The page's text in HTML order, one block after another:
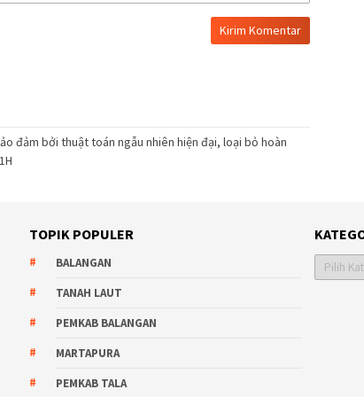
đảm bởi thuật toán ngẫu nhiên hiện đại, loại bỏ hoàn
TOPIK POPULER
BALANGAN
TANAH LAUT
PEMKAB BALANGAN
MARTAPURA
PEMKAB TALA
Kategori